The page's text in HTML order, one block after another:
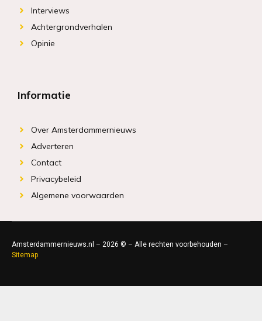
Interviews
Achtergrondverhalen
Opinie
Informatie
Over Amsterdammernieuws
Adverteren
Contact
Privacybeleid
Algemene voorwaarden
Amsterdammernieuws.nl – 2026 © – Alle rechten voorbehouden –
Sitemap